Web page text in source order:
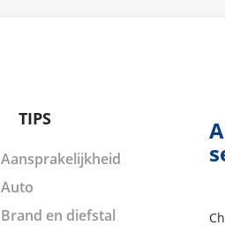
TIPS
Aansprakelijkheid
Auto
Brand en diefstal